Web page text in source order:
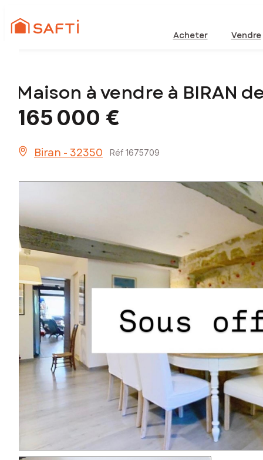
Acheter Vendre
Maison à vendre à BIRAN
165 000 €
Biran - 32350 Réf 1675709